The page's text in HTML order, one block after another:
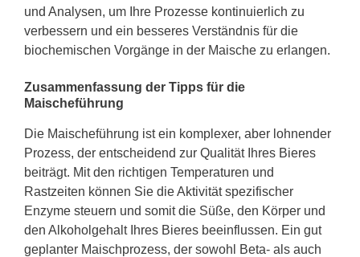
und Analysen, um Ihre Prozesse kontinuierlich zu
verbessern und ein besseres Verständnis für die
biochemischen Vorgänge in der Maische zu erlangen.
Zusammenfassung der Tipps für die
Maischeführung
Die Maischeführung ist ein komplexer, aber lohnender
Prozess, der entscheidend zur Qualität Ihres Bieres
beiträgt. Mit den richtigen Temperaturen und
Rastzeiten können Sie die Aktivität spezifischer
Enzyme steuern und somit die Süße, den Körper und
den Alkoholgehalt Ihres Bieres beeinflussen. Ein gut
geplanter Maischprozess, der sowohl Beta- als auch